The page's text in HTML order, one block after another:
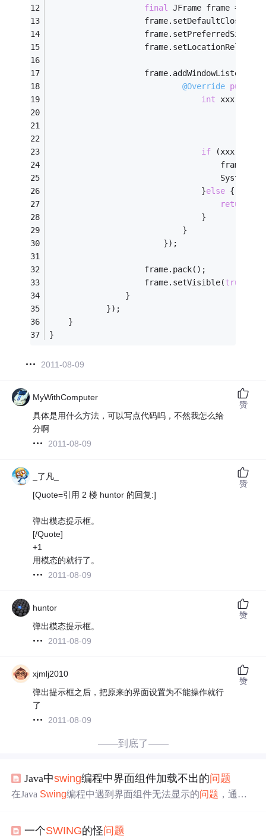
final
JFrame frame =
                    frame.setPreferredSize(
                    frame.addWindowListener(
@Override public
int xxx =
if (xxx ==
                                }
else {
return
                                }
                            }
                        });
                    frame.pack();
                    frame.setVisible(
true
                }
            });
    }
}
2011-08-09
MyWithComputer
具体是用什么方法，可以写点代码吗，不然我怎么给
分啊
2011-08-09
赞
_了凡_
[Quote=引用 2 楼 huntor 的回复:]
弹出模态提示框。
[/Quote]
+1
用模态的就行了。
2011-08-09
赞
huntor
弹出模态提示框。
2011-08-09
赞
xjmlj2010
弹出提示框之后，把原来的界面设置为不能操作就行
了
2011-08-09
赞
——到底了——
Java中swing编程中界面组件加载不出的问题
在Java Swing编程中遇到界面组件无法显示的问题 ，通过
载的注意事项之一。
一个SWING的怪问题